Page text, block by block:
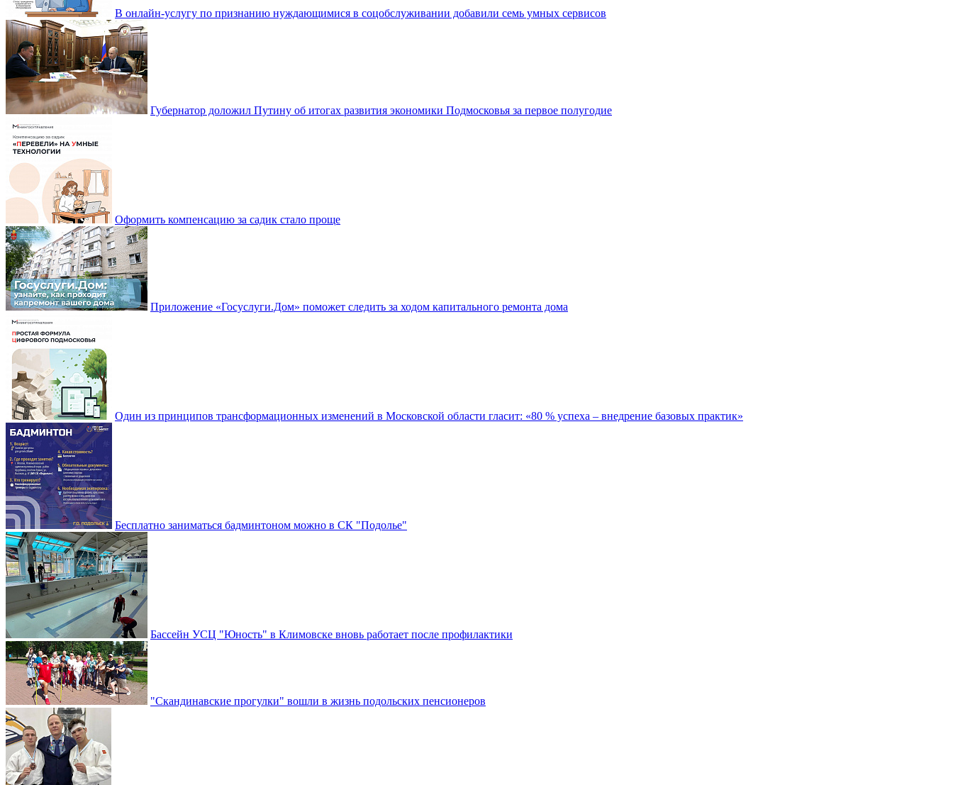
В онлайн-услугу по признанию нуждающимися в соцобслуживании добавили семь умных сервисов
Губернатор доложил Путину об итогах развития экономики Подмосковья за первое полугодие
Оформить компенсацию за садик стало проще
Приложение «Госуслуги.Дом» поможет следить за ходом капитального ремонта дома
Один из принципов трансформационных изменений в Московской области гласит: «80 % успеха – внедрение базовых практик»
Бесплатно заниматься бадминтоном можно в СК "Подолье"
Бассейн УСЦ "Юность" в Климовске вновь работает после профилактики
"Скандинавские прогулки" вошли в жизнь подольских пенсионеров